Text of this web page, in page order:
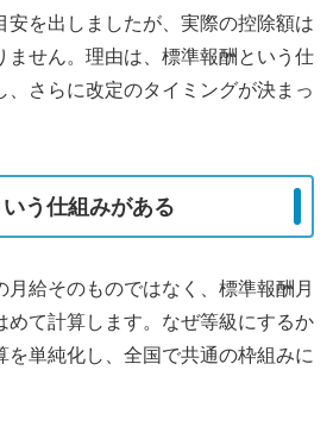
安を出しましたが、実際の控除額は
ません。理由は、標準報酬という仕
、さらに改定のタイミングが決まっ
う仕組みがある
月給そのものではなく、標準報酬月
めて計算します。なぜ等級にするか
を単純化し、全国で共通の枠組みに